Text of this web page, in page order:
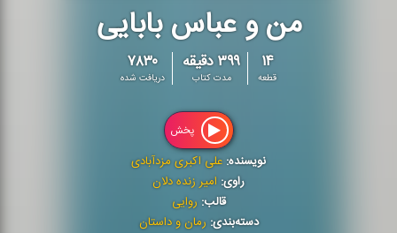
من و عباس بابایی
۱۴
قطعه
۳۹۹ دقیقه
مدت کتاب
۷۸۳۰
دریافت شده
پخش
نویسنده: علی اکبری مزدآبادی
راوی: امیر زنده دلان
قالب: روایی
دسته‌بندی: رمان و داستان